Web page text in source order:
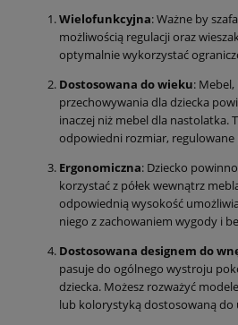
Wielofunkcyjna: Ważne by
możliwością regulacji oraz
optymalnie wykorzystać
Dostosowana do wieku:
przechowywania dla dziecka
inaczej niż mebel dla nastolatka.
odpowiedni rozmiar, regulowane
Ergonomiczna: Dziecko
korzystać z półek wewnątrz
odpowiednią wysokość
niego z zachowaniem wygody i
Dostosowana designem do
pasuje do ogólnego wystroju
dziecka. Możesz rozważyć
lub kolorystyką dostosowaną do